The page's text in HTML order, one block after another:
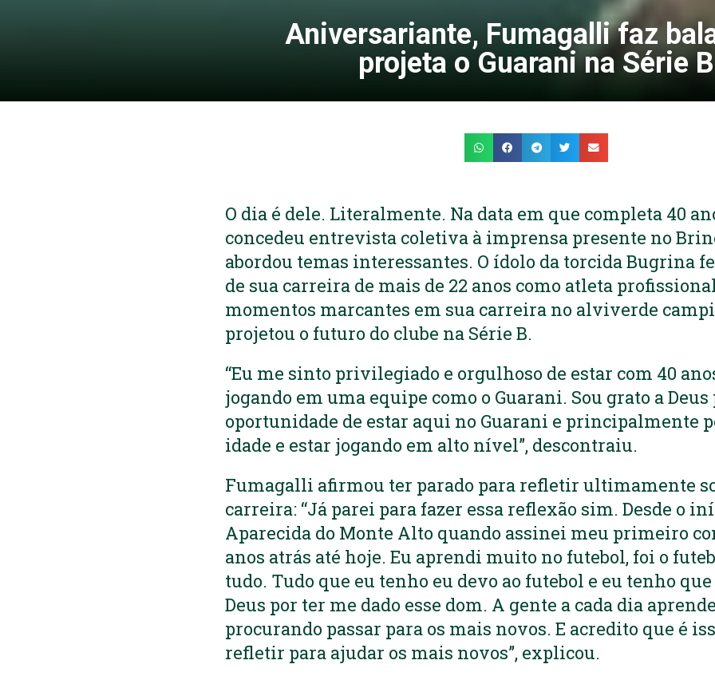
Aniversariante, Fumagalli faz
projeta o Guarani na Série B
O dia é dele. Literalmente. Na data em que completa 40
concedeu entrevista coletiva à imprensa presente no
abordou temas interessantes. O ídolo da torcida Bugrina
de sua carreira de mais de 22 anos como atleta
momentos marcantes em sua carreira no alviverde
projetou o futuro do clube na Série B.
“Eu me sinto privilegiado e orgulhoso de estar com 40
jogando em uma equipe como o Guarani. Sou grato a Deus
oportunidade de estar aqui no Guarani e principalmente
idade e estar jogando em alto nível”, descontraiu.
Fumagalli afirmou ter parado para refletir ultimamente
carreira: “Já parei para fazer essa reflexão sim. Desde o
Aparecida do Monte Alto quando assinei meu primeiro
anos atrás até hoje. Eu aprendi muito no futebol, foi o
tudo. Tudo que eu tenho eu devo ao futebol e eu tenho
Deus por ter me dado esse dom. A gente a cada dia
procurando passar para os mais novos. E acredito que é
refletir para ajudar os mais novos”, explicou.